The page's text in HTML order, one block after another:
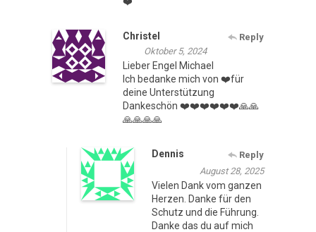
Christel
Reply
Oktober 5, 2024
Lieber Engel Michael
Ich bedanke mich von ❤️für
deine Unterstützung
Dankeschön ❤️❤️❤️❤️❤️❤️🙏🙏
🙏🙏🙏🙏
Dennis
Reply
August 28, 2025
Vielen Dank vom ganzen
Herzen. Danke für den
Schutz und die Führung.
Danke das du auf mich